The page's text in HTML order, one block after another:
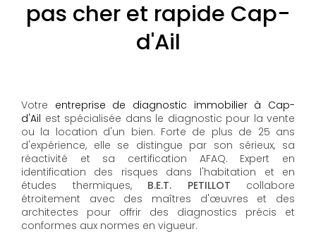
pas cher et rapide Cap-
d'Ail
Votre entreprise de diagnostic immobilier à Cap-
d'Ail est spécialisée dans le diagnostic pour la vente
ou la location d'un bien. Forte de plus de 25 ans
d'expérience, elle se distingue par son sérieux, sa
réactivité et sa certification AFAQ. Expert en
identification des risques dans l'habitation et en
études thermiques, B.E.T. PETILLOT collabore
étroitement avec des maîtres d'œuvres et des
architectes pour offrir des diagnostics précis et
conformes aux normes en vigueur.